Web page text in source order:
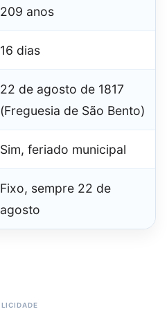
209 anos
16 dias
22 de agosto de 1817
(Freguesia de São Bento)
Sim, feriado municipal
Fixo, sempre 22 de
agosto